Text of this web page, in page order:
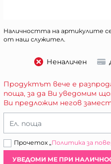
Наличността на артикулите
от наш служител.
Неналичен
Продуктът вече е
поща, за да Ви уведомим
Ви предложим негов
Ел. поща
Прочетох „Политика за
УВЕДОМИ МЕ ПРИ